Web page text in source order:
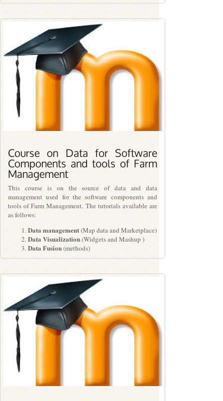
Course on Data for Software
Components and tools of Farm
Management
This course is on the source of data and data
management used for the software components and
tools of Farm Management. The tutorials available are
as follows:
Data management(Map data and Marketplace)
Data Visualization(Widgets and Mashup )
Data Fusion(methods)